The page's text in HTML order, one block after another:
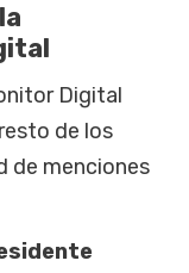
Digital
de los
de menciones